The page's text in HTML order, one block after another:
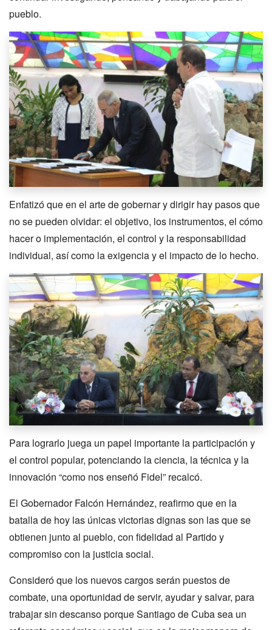
pueblo.
Enfatizó que en el arte de gobernar y dirigir hay pasos que
no se pueden olvidar: el objetivo, los instrumentos, el cómo
hacer o implementación, el control y la responsabilidad
individual, así como la exigencia y el impacto de lo hecho.
Para lograrlo juega un papel importante la participación y
el control popular, potenciando la ciencia, la técnica y la
innovación “como nos enseñó Fidel” recalcó.
El Gobernador Falcón Hernández, reafirmo que en la
batalla de hoy las únicas victorias dignas son las que se
obtienen junto al pueblo, con fidelidad al Partido y
compromiso con la justicia social.
Consideró que los nuevos cargos serán puestos de
combate, una oportunidad de servir, ayudar y salvar, para
trabajar sin descanso porque Santiago de Cuba sea un